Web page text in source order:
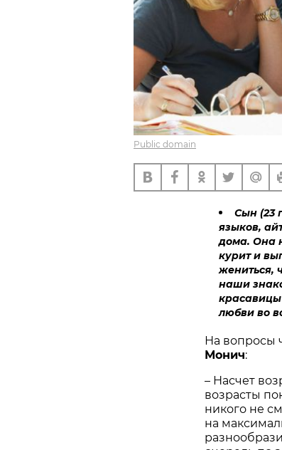
Public domain
Сын (23
языков,
дома. Она
курит и
жениться,
наши
красавицы
любви во
На вопросы
Монич:
– Насчет
возрасты
никого не
на